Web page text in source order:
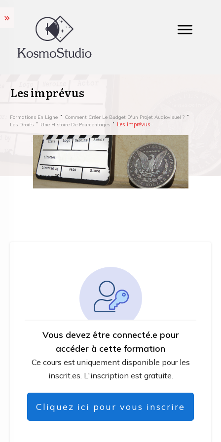
Les imprévus
Formations En Ligne
Comment Créer Le Budget D'un Projet Audiovisuel ?
Les Droits
Une Histoire De Pourcentages Les imprévus
Vous devez être connecté.e pour
accéder à cette formation
Ce cours est uniquement disponible pour les
inscrit.es. L'inscription est gratuite.
Cliquez ici pour vous inscrire